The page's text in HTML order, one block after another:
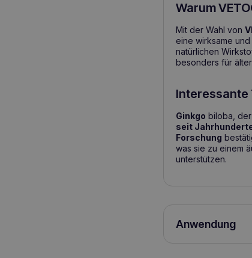
Warum
Mit der Wahl von
eine wirksame
natürlichen
besonders für
Interessante
Ginkgo biloba,
seit
Forschung
was sie zu einem
unterstützen.
Anwendung